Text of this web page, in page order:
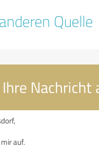
Quelle
Nachricht